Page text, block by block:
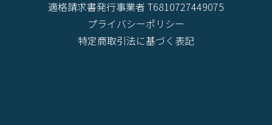
適格請求書発行事業者 T6810727449075
プライバシーポリシー
特定商取引法に基づく表記